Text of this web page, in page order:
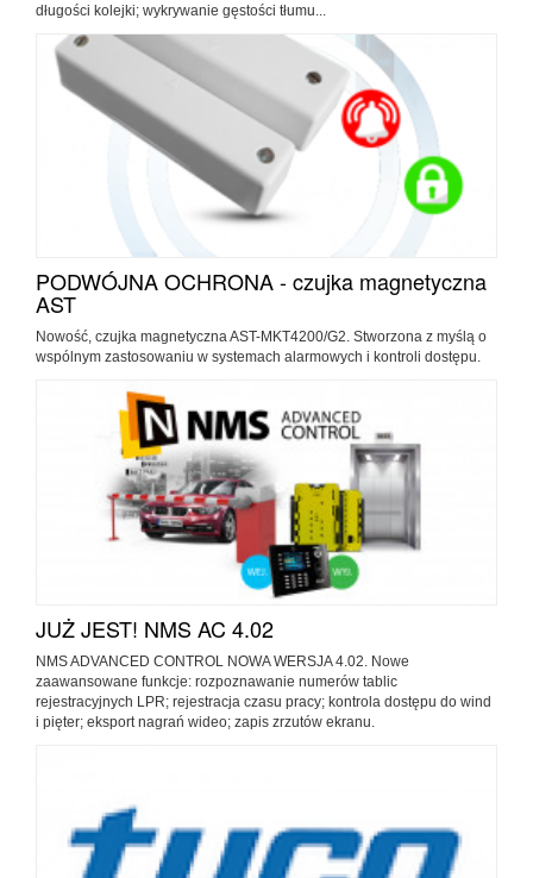
długości kolejki; wykrywanie gęstości tłumu...
PODWÓJNA OCHRONA - czujka magnetyczna
AST
Nowość, czujka magnetyczna AST-MKT4200/G2. Stworzona z myślą o
wspólnym zastosowaniu w systemach alarmowych i kontroli dostępu.
JUŻ JEST! NMS AC 4.02
NMS ADVANCED CONTROL NOWA WERSJA 4.02. Nowe
zaawansowane funkcje: rozpoznawanie numerów tablic
rejestracyjnych LPR; rejestracja czasu pracy; kontrola dostępu do wind
i pięter; eksport nagrań wideo; zapis zrzutów ekranu.